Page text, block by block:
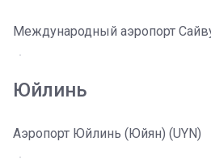
Международный аэропорт
Юйлинь
Аэропорт Юйлинь (Юйян) (UYN)